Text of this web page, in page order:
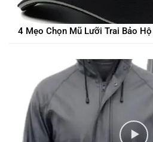
4 Mẹo Chọn Mũ Lưỡi Trai Bảo